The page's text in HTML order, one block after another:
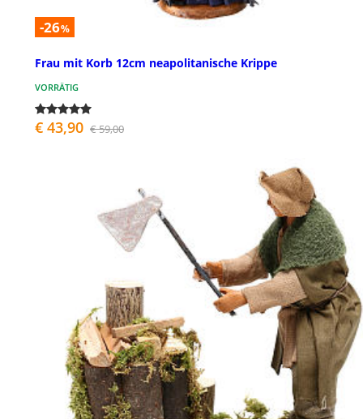
-26%
Frau mit Korb 12cm neapolitanische Krippe
VORRÄTIG
€ 43,90 € 59,00